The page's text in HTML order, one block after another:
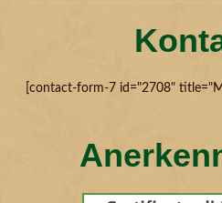
[contact-form-7 id="2708"